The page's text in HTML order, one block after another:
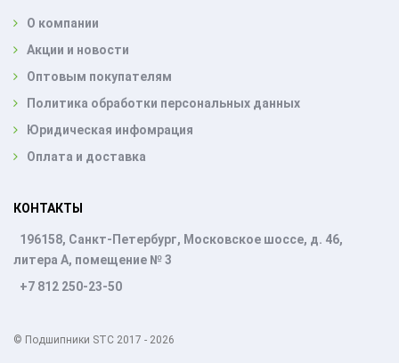
О компании
Акции и новости
Оптовым покупателям
Политика обработки персональных данных
Юридическая инфомрация
Оплата и доставка
КОНТАКТЫ
196158, Санкт-Петербург, Московское шоссе, д. 46,
литера А, помещение № 3
+7 812 250-23-50
© Подшипники STC 2017 - 2026